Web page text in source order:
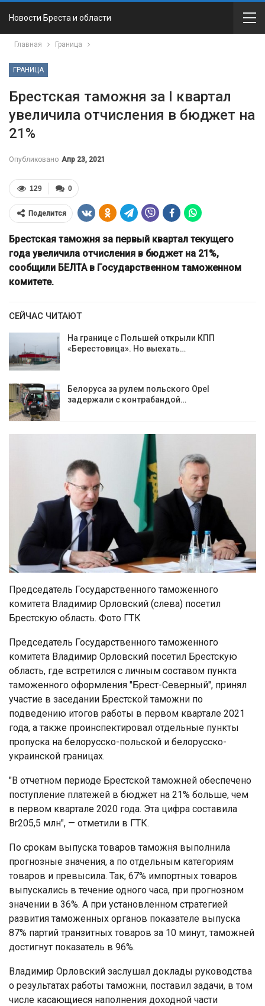
Новости Бреста и области
Главная Граница
ГРАНИЦА
Брестская таможня за I квартал
увеличила отчисления в бюджет на
21%
Опубликовано Апр 23, 2021
0
129
Поделится
Брестская таможня за первый квартал текущего
года увеличила отчисления в бюджет на 21%,
сообщили БЕЛТА в Государственном таможенном
комитете.
СЕЙЧАС ЧИТАЮТ
На границе с Польшей открыли КПП
«Берестовица». Но выехать…
Белоруса за рулем польского Opel
задержали с контрабандой…
Председатель Государственного таможенного
комитета Владимир Орловский (слева) посетил
Брестскую область. Фото ГТК
Председатель Государственного таможенного
комитета Владимир Орловский посетил Брестскую
область, где встретился с личным составом пункта
таможенного оформления "Брест-Северный", принял
участие в заседании Брестской таможни по
подведению итогов работы в первом квартале 2021
года, а также проинспектировал отдельные пункты
пропуска на белорусско-польской и белорусско-
украинской границах.
"В отчетном периоде Брестской таможней обеспечено
поступление платежей в бюджет на 21% больше, чем
в первом квартале 2020 года. Эта цифра составила
Br205,5 млн", — отметили в ГТК.
По срокам выпуска товаров таможня выполнила
прогнозные значения, а по отдельным категориям
товаров и превысила. Так, 67% импортных товаров
выпускались в течение одного часа, при прогнозном
значении в 36%. А при установленном стратегией
развития таможенных органов показателе выпуска
87% партий транзитных товаров за 10 минут, таможней
достигнут показатель в 96%.
Владимир Орловский заслушал доклады руководства
о результатах работы таможни, поставил задачи, в том
числе касающиеся наполнения доходной части